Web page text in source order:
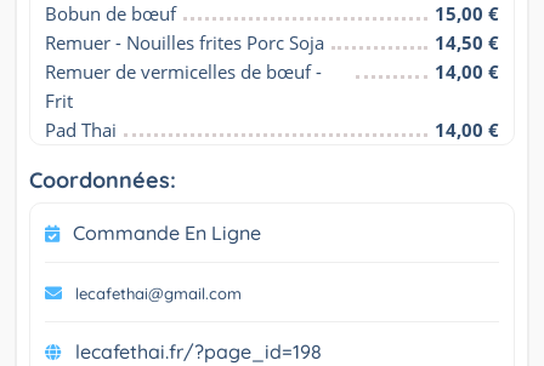
Bobun de bœuf
15,00 €
Remuer - Nouilles frites Porc Soja
14,50 €
Remuer de vermicelles de bœuf -
Frit
14,00 €
Pad Thai 14,00 €
Coordonnées:
Commande En Ligne
lecafethai@gmail.com
lecafethai.fr/?page_id=198